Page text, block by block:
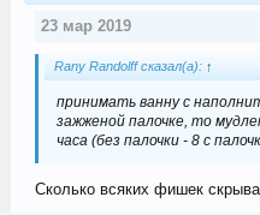
23 мар 2019
Rany Randolff сказал(а): ↑
принимать ванну с
зажженой палочке, то
часа (без палочки - 8 с
Сколько всяких фишек